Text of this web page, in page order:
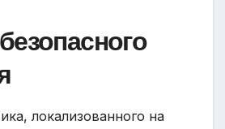
локализованного на